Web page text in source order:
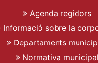
Agenda regidors
Informació sobre la
Departaments
Normativa municipal